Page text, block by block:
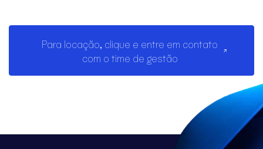
Para locação, clique e entre em contato
com o time de gestão